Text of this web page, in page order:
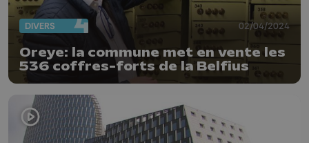
DIVERS 02/04/2024
Oreye: la commune met en vente les
536 coffres-forts de la Belfius